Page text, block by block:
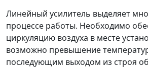
Линейный усилитель выделяет
процессе работы. Необходимо
циркуляцию воздуха в месте
возможно превышение
последующим выходом из строя